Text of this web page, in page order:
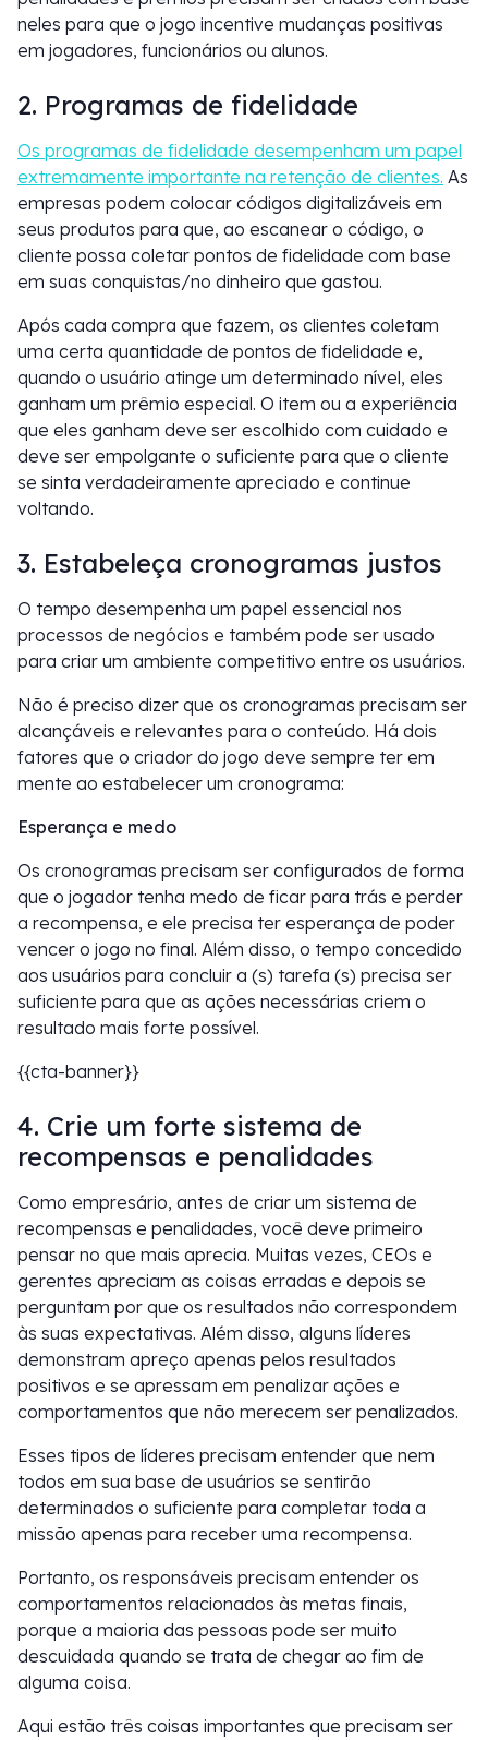
neles para que o jogo incentive mudanças positivas
em jogadores, funcionários ou alunos.
2. Programas de fidelidade
Os programas de fidelidade desempenham um papel
extremamente importante na retenção de clientes. As
empresas podem colocar códigos digitalizáveis em
seus produtos para que, ao escanear o código, o
cliente possa coletar pontos de fidelidade com base
em suas conquistas/no dinheiro que gastou.
Após cada compra que fazem, os clientes coletam
uma certa quantidade de pontos de fidelidade e,
quando o usuário atinge um determinado nível, eles
ganham um prêmio especial. O item ou a experiência
que eles ganham deve ser escolhido com cuidado e
deve ser empolgante o suficiente para que o cliente
se sinta verdadeiramente apreciado e continue
voltando.
3. Estabeleça cronogramas justos
O tempo desempenha um papel essencial nos
processos de negócios e também pode ser usado
para criar um ambiente competitivo entre os usuários.
Não é preciso dizer que os cronogramas precisam ser
alcançáveis e relevantes para o conteúdo. Há dois
fatores que o criador do jogo deve sempre ter em
mente ao estabelecer um cronograma:
Esperança e medo
Os cronogramas precisam ser configurados de forma
que o jogador tenha medo de ficar para trás e perder
a recompensa, e ele precisa ter esperança de poder
vencer o jogo no final. Além disso, o tempo concedido
aos usuários para concluir a (s) tarefa (s) precisa ser
suficiente para que as ações necessárias criem o
resultado mais forte possível.
{{cta-banner}}
4. Crie um forte sistema de
recompensas e penalidades
Como empresário, antes de criar um sistema de
recompensas e penalidades, você deve primeiro
pensar no que mais aprecia. Muitas vezes, CEOs e
gerentes apreciam as coisas erradas e depois se
perguntam por que os resultados não correspondem
às suas expectativas. Além disso, alguns líderes
demonstram apreço apenas pelos resultados
positivos e se apressam em penalizar ações e
comportamentos que não merecem ser penalizados.
Esses tipos de líderes precisam entender que nem
todos em sua base de usuários se sentirão
determinados o suficiente para completar toda a
missão apenas para receber uma recompensa.
Portanto, os responsáveis precisam entender os
comportamentos relacionados às metas finais,
porque a maioria das pessoas pode ser muito
descuidada quando se trata de chegar ao fim de
alguma coisa.
Aqui estão três coisas importantes que precisam ser